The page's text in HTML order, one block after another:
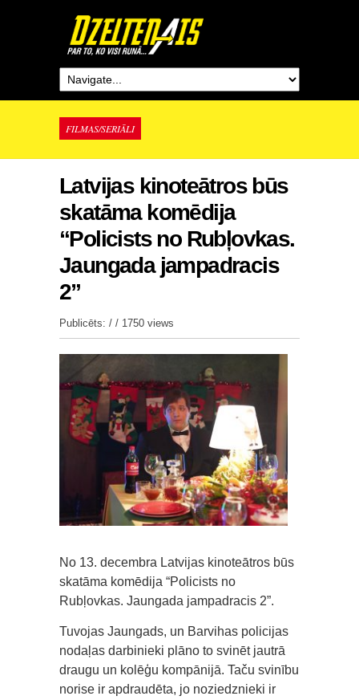
FILMAS/SERIĀLI
Latvijas kinoteātros būs
skatāma komēdija
“Policists no Rubļovkas.
Jaungada jampadracis
2”
Publicēts: / / 1750 views
No 13. decembra Latvijas kinoteātros būs
skatāma komēdija “Policists no
Rubļovkas. Jaungada jampadracis 2”.
Tuvojas Jaungads, un Barvihas policijas
nodaļas darbinieki plāno to svinēt jautrā
draugu un kolēģu kompānijā. Taču svinību
norise ir apdraudēta, jo noziedznieki ir